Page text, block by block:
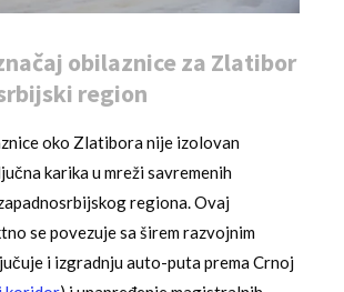
obilaznice za Zlatibor
region
oko Zlatibora nije izolovan
karika u mreži savremenih
regiona. Ovaj
se povezuje sa širem razvojnim
i izgradnju auto-puta prema Crnoj